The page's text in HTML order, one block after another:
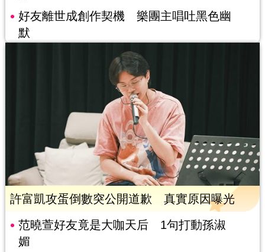
好友離世成創作契機 樂團主唱吐黑色幽
默
許富凱攻蛋倒數突公開道歉 真實原因曝光
范曉萱好友竟是大咖天后 1句打動孫淑
媚